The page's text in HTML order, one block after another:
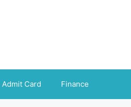
Admit Card Finance